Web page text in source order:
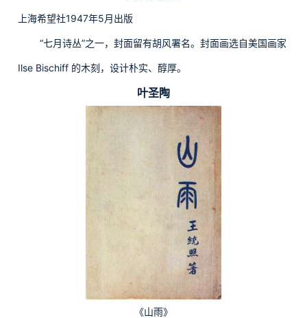
上海希望社1947年5月出版
“七月诗丛”之一，封面留有胡风署名。封面画选自美国画家
Ilse Bischiff 的木刻，设计朴实、醇厚。
叶圣陶
《山雨》